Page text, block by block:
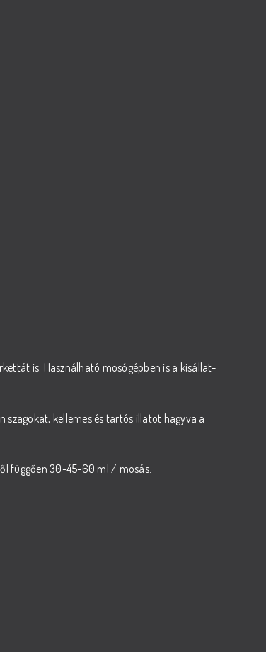
is. Használható mosógépben is a kisállat-
szagokat, kellemes és tartós illatot hagyva a
függően 30-45-60 ml / mosás.